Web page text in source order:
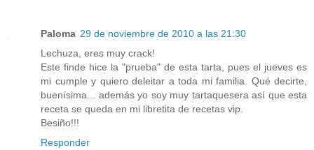
Paloma 29 de noviembre de 2010 a las 21:30
Lechuza, eres muy crack!
Este finde hice la "prueba" de esta tarta, pues el jueves es
mi cumple y quiero deleitar a toda mi familia. Qué decirte,
buenísima... además yo soy muy tartaquesera así que esta
receta se queda en mi libretita de recetas vip.
Besiño!!!
Responder